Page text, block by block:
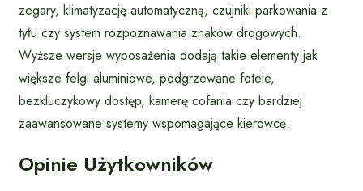
zegary, klimatyzację automatyczną, czujniki parkowania z
tyłu czy system rozpoznawania znaków drogowych.
Wyższe wersje wyposażenia dodają takie elementy jak
większe felgi aluminiowe, podgrzewane fotele,
bezkluczykowy dostęp, kamerę cofania czy bardziej
zaawansowane systemy wspomagające kierowcę.
Opinie Użytkowników